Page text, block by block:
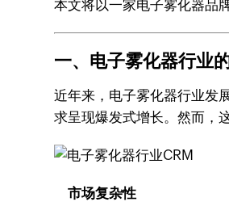
本文将以一家电子雾化器品
一、电子雾化器行业
近年来，电子雾化器行业发
求呈现爆发式增长。然而，
市场复杂性